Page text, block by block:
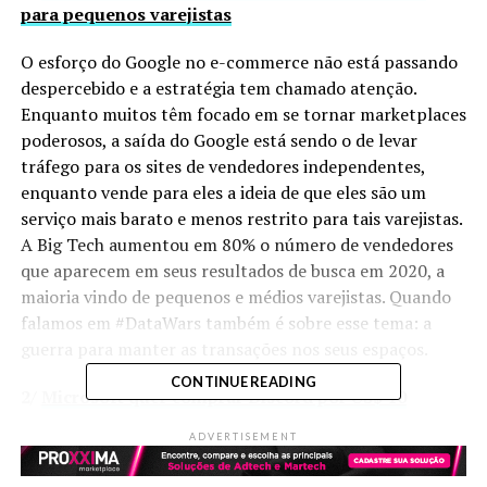
para pequenos varejistas
O esforço do Google no e-commerce não está passando
despercebido e a estratégia tem chamado atenção.
Enquanto muitos têm focado em se tornar marketplaces
poderosos, a saída do Google está sendo o de levar
tráfego para os sites de vendedores independentes,
enquanto vende para eles a ideia de que eles são um
serviço mais barato e menos restrito para tais varejistas.
A Big Tech aumentou em 80% o número de vendedores
que aparecem em seus resultados de busca em 2020, a
maioria vindo de pequenos e médios varejistas. Quando
falamos em #DataWars também é sobre esse tema: a
Microsoft quer comprar Discord por US$ 10
Depois de tentar e não conseguir comprar o TikTok, a
CONTINUE READING
ADVERTISEMENT